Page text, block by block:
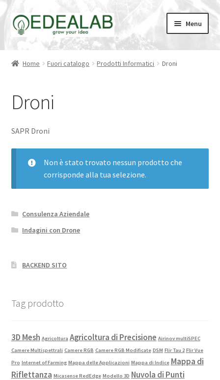
Vai
alla
navigazione
Vai
al
contenuto
Menu
HOMEPAGE
CATALOGO
NEWS
Privacy Policy
Negozio
Home Fuori catalogo Prodotti Informatici Droni
Droni
SAPR Droni
Non è stato trovato nessun prodotto che
corrisponde alla tua selezione.
Consulenza Aziendale
Indagini con Drone
BACKEND SITO
Tag prodotto
3D Mesh Agricoltura Agricoltura di Precisione Airinov multiSPEC
Camere Multispettrali Camere RGB Camere RGB Modificate DSM Flir Tau 2 Flir Vue
Pro Internet of Farming Mappa delle Applicazioni Mappa di Indice Mappa di
Riflettanza Micasense RedEdge Modello 3D Nuvola di Punti